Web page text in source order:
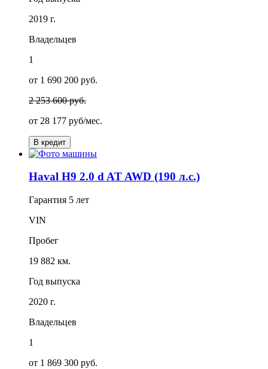
2019 г.
Владельцев
1
от 1 690 200 руб.
2 253 600 руб.
от 28 177 руб/мес.
В кредит
Haval H9 2.0 d AT AWD (190 л.с.)
Гарантия 5 лет
VIN
Пробег
19 882 км.
Год выпуска
2020 г.
Владельцев
1
от 1 869 300 руб.